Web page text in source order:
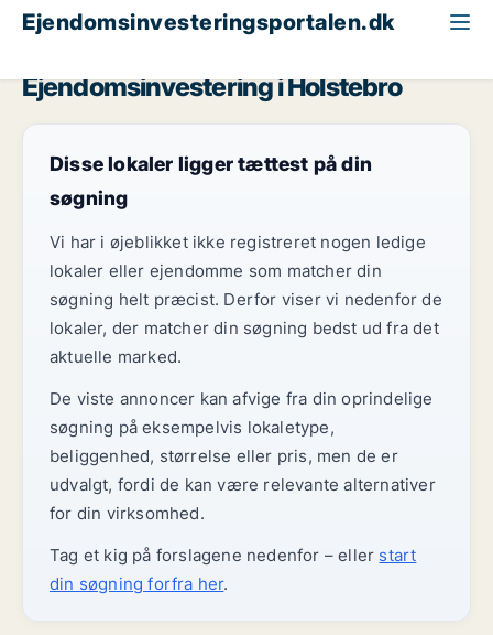
Ejendomsinvesteringsportalen.dk
Ejendomsinvestering i Holstebro
Disse lokaler ligger tættest på din
søgning
Vi har i øjeblikket ikke registreret nogen ledige
lokaler eller ejendomme som matcher din
søgning helt præcist. Derfor viser vi nedenfor de
lokaler, der matcher din søgning bedst ud fra det
aktuelle marked.
De viste annoncer kan afvige fra din oprindelige
søgning på eksempelvis lokaletype,
beliggenhed, størrelse eller pris, men de er
udvalgt, fordi de kan være relevante alternativer
for din virksomhed.
Tag et kig på forslagene nedenfor – eller start
din søgning forfra her.